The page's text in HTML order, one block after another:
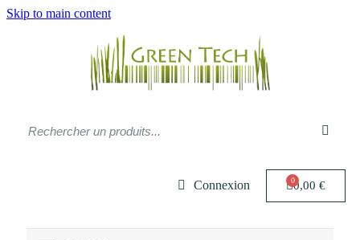
Skip to main content
Connexion 0,00 €